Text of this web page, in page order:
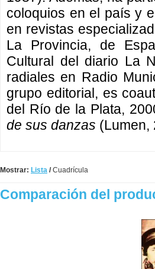
coloquios en el país y
en revistas
La Provincia, de
Cultural del diario La
radiales en Radio
grupo editorial, es
del Río de la Plata,
de sus danzas (Lumen,
Mostrar: Lista /Cuadrícula
Comparación del